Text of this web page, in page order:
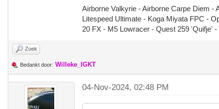
Airborne Valkyrie - Airborne Carpe Diem -
Litespeed Ultimate - Koga Miyata FPC -
20 FX - M5 Lowracer - Quest 259 'Quifje'
Zoek
Bedankt door: Willeke_IGKT
04-Nov-2024, 02:48 PM